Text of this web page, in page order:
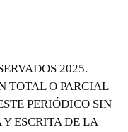
2025.
TOTAL O PARCIAL
PERIÓDICO SIN
ESCRITA DE LA